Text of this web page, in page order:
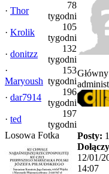
· Thor
78
tygodni
· Krolik
105
tygodni
· donitzz
132
tygodni
·
Maryoush
153
tygodni
· dar7914
196
tygodni
· ted
197
tygodni
Losowa Fotka
Główny
Posty:
12/01/
14:07